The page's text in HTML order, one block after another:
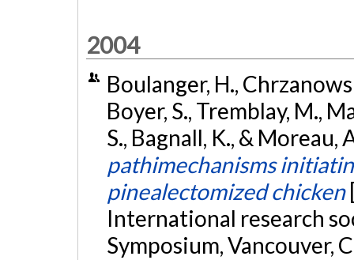
2004
Boulanger, H.,
Boyer, S., Tremblay, M.,
S., Bagnall, K., &
pathimechanisms
pinealectomized chicken
International research
Symposium, Vancouver,